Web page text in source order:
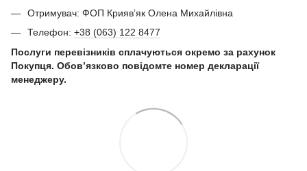
Отримувач: ФОП Криявʼяк Олена Михайлівна
Телефон: +38 (063) 122 8477
Послуги перевізників сплачуються окремо за рахунок
Покупця. Обов’язково повідомте номер декларації
менеджеру.